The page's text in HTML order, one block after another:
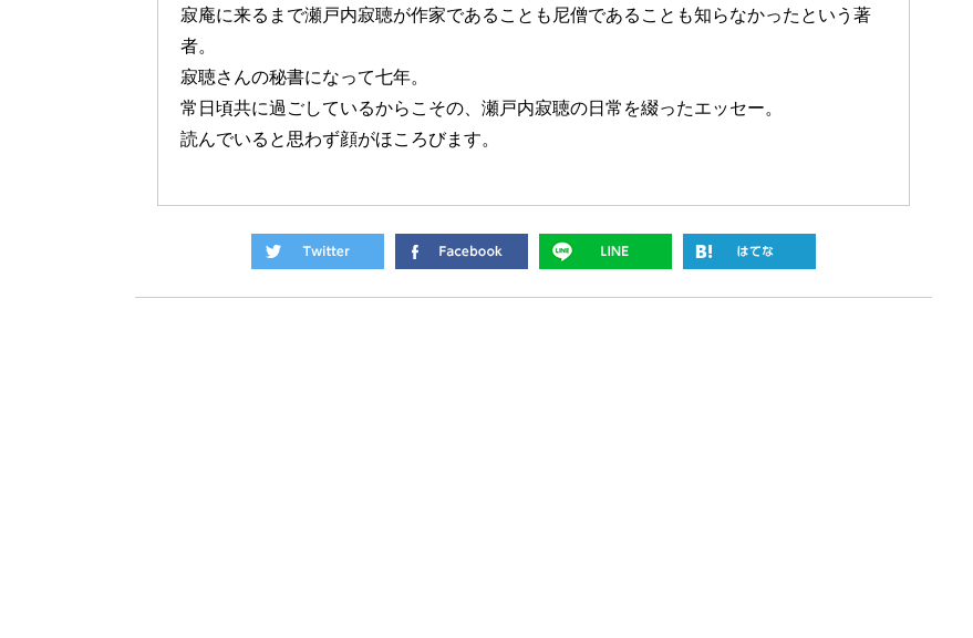
寂庵に来るまで瀬戸内寂聴が作家であることも尼僧であることも知らなかったという著
者。
寂聴さんの秘書になって七年。
常日頃共に過ごしているからこその、瀬戸内寂聴の日常を綴ったエッセー。
読んでいると思わず顔がほころびます。